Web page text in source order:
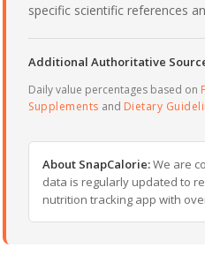
specific scientific references
Additional Authoritative
Daily value percentages based on
Supplements and Dietary
About SnapCalorie:We are
data is regularly updated to
nutrition tracking app with